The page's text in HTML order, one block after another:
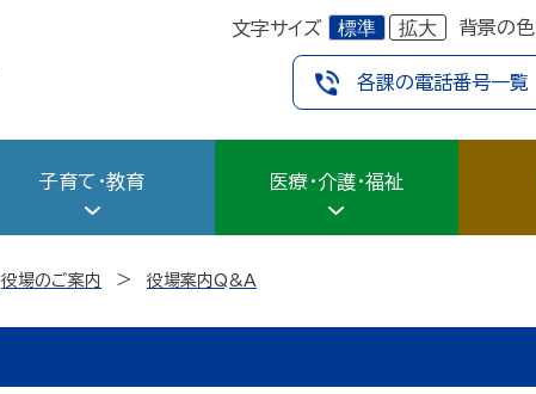
文字サイズ 標準 拡大 背景の色
各課の電話番号一覧
子育て・教育 医療・介護・福祉
役場のご案内 役場案内Q&A